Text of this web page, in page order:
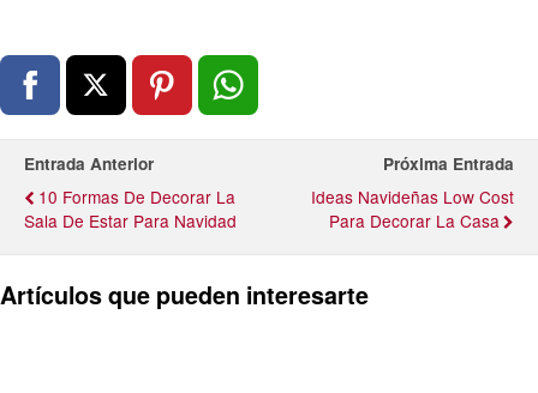
Entrada Anterior
10 Formas De Decorar La
Sala De Estar Para Navidad
Próxima Entrada
Ideas Navideñas Low Cost
Para Decorar La Casa
Artículos que pueden interesarte